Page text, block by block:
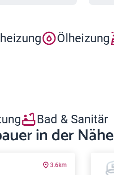
Ölheizung
Bad & Sanitär
in der Nähe
3.6km